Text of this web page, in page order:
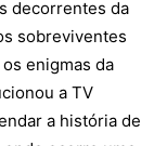
decorrentes da
sobreviventes
enigmas da
a TV
a história de